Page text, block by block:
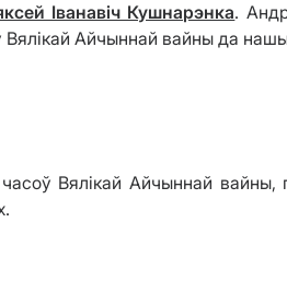
Іванавіч Кушнарэнка.
Вялікай Айчыннай вайны да
Вялікай Айчыннай вайны,